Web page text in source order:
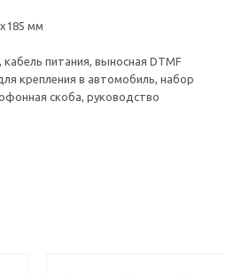
мм
кабель питания, выносная DTMF
крепления в автомобиль, набор
скоба, руководство